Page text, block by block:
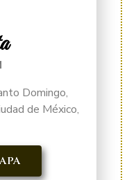
Domingo,
de México,